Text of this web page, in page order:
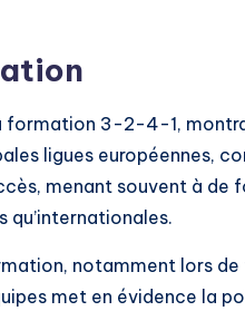
formation 3-2-4-1,
ligues européennes,
menant souvent à de
notamment lors de
met en évidence la